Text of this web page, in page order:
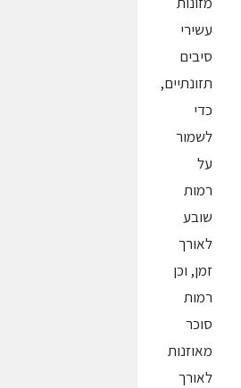
עשירי
סיבים
תזונתיים,
כדי
לשמור
על
רמות
שובע
לאורך
זמן, וכן
רמות
סוכר
מאוזנות
לאורך